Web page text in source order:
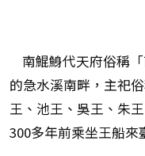
南鯤鯓代天府俗稱
的急水溪南畔，主祀
王、池王、吳王、朱
300多年前乘坐王船來